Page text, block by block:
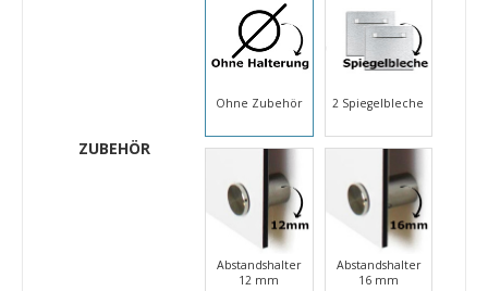
ZUBEHÖR
Ohne Zubehör 2 Spiegelbleche
Abstandshalter
12 mm
Abstandshalter
16 mm